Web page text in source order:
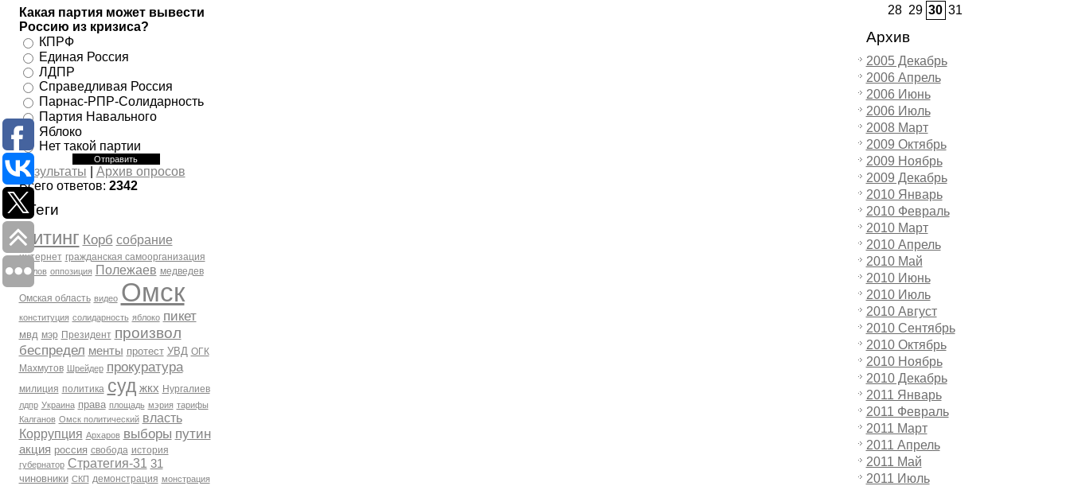
Какая партия может вывести
Россию из кризиса?
КПРФ
Единая Россия
ЛДПР
Справедливая Россия
Парнас-РПР-Солидарность
Партия Навального
Яблоко
Нет такой партии
Результаты
Архив опросов
Всего ответов: 2342
Теги
митинг Корб собрание
интернет гражданская самоорганизация
Козлов оппозиция Полежаев медведев
Омская область видео Омск
конституция солидарность яблоко пикет
мвд мэр Президент произвол
беспредел менты протест УВД ОГК
Махмутов Шрейдер прокуратура
милиция политика суд жкх Нургалиев
лдпр Украина права площадь мэрия тарифы
Калганов Омск политический власть
Коррупция Архаров выборы путин
акция россия свобода история
губернатор Стратегия-31 31
чиновники СКП демонстрация монстрация
28 29 30 31
Архив
2005 Декабрь
2006 Апрель
2006 Июнь
2006 Июль
2008 Март
2009 Октябрь
2009 Ноябрь
2009 Декабрь
2010 Январь
2010 Февраль
2010 Март
2010 Апрель
2010 Май
2010 Июнь
2010 Июль
2010 Август
2010 Сентябрь
2010 Октябрь
2010 Ноябрь
2010 Декабрь
2011 Январь
2011 Февраль
2011 Март
2011 Апрель
2011 Май
2011 Июль